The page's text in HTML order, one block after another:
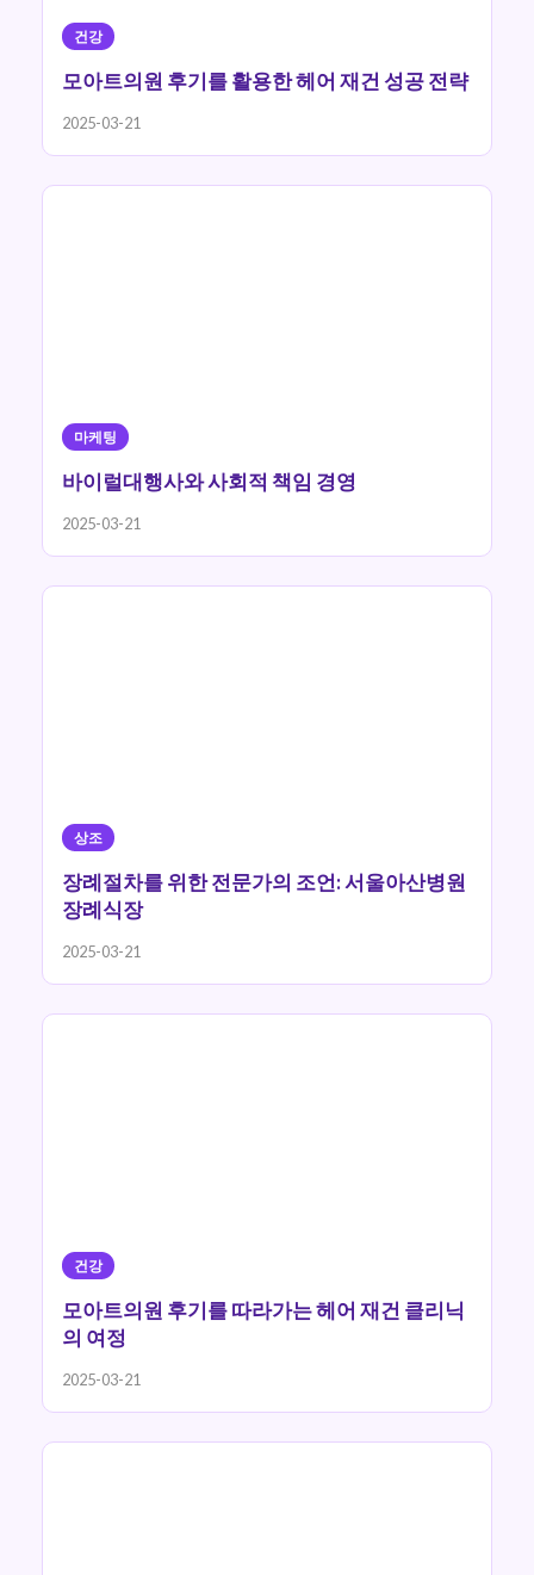
건강
모아트의원 후기를 활용한 헤어 재건 성공 전략
2025-03-21
마케팅
바이럴대행사와 사회적 책임 경영
2025-03-21
상조
장례절차를 위한 전문가의 조언: 서울아산병원
장례식장
2025-03-21
건강
모아트의원 후기를 따라가는 헤어 재건 클리닉
의 여정
2025-03-21